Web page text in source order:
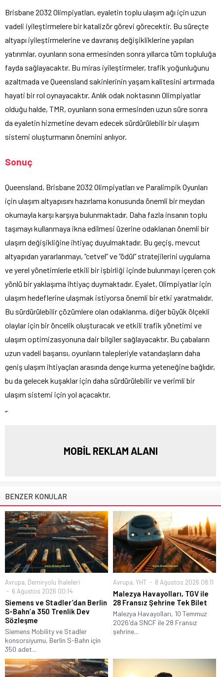
Brisbane 2032 Olimpiyatları, eyaletin toplu ulaşım ağı için uzun
vadeli iyileştirmelere bir katalizör görevi görecektir. Bu süreçte
altyapı iyileştirmelerine ve davranış değişikliklerine yapılan
yatırımlar, oyunların sona ermesinden sonra yıllarca tüm topluluğa
fayda sağlayacaktır. Bu miras iyileştirmeler, trafik yoğunluğunu
azaltmada ve Queensland sakinlerinin yaşam kalitesini artırmada
hayati bir rol oynayacaktır. Anlık odak noktasının Olimpiyatlar
olduğu halde, TMR, oyunların sona ermesinden uzun süre sonra
da eyaletin hizmetine devam edecek sürdürülebilir bir ulaşım
sistemi oluşturmanın önemini anlıyor.
Sonuç
Queensland, Brisbane 2032 Olimpiyatları ve Paralimpik Oyunları
için ulaşım altyapısını hazırlama konusunda önemli bir meydan
okumayla karşı karşıya bulunmaktadır. Daha fazla insanın toplu
taşımayı kullanmaya ikna edilmesi üzerine odaklanan önemli bir
ulaşım değişikliğine ihtiyaç duyulmaktadır. Bu geçiş, mevcut
altyapıdan yararlanmayı, “cetvel” ve “ödül” stratejilerini uygulama
ve yerel yönetimlerle etkili bir işbirliği içinde bulunmayı içeren çok
yönlü bir yaklaşıma ihtiyaç duymaktadır. Eyalet, Olimpiyatlar için
ulaşım hedeflerine ulaşmak istiyorsa önemli bir etki yaratmalıdır.
Bu sürdürülebilir çözümlere olan odaklanma, diğer büyük ölçekli
olaylar için bir öncelik oluşturacak ve etkili trafik yönetimi ve
ulaşım optimizasyonuna dair bilgiler sağlayacaktır. Bu çabaların
uzun vadeli başarısı, oyunların talepleriyle vatandaşların daha
geniş ulaşım ihtiyaçları arasında denge kurma yeteneğine bağlıdır,
bu da gelecek kuşaklar için daha sürdürülebilir ve verimli bir
ulaşım sistemi için yol açacaktır.
“`
MOBİL REKLAM ALANI
BENZER KONULAR
Avrupa, Demiryolu İhaleleri
6 Ağustos 2026 00:14
Siemens ve Stadler’dan Berlin
S-Bahn’a 350 Trenlik Dev
Sözleşme
Siemens Mobility ve Stadler
konsorsiyumu, Berlin S-Bahn için
350 adet...
Avrupa, YHT 8 Ağustos 2026 08:11
Malezya Havayolları, TGV ile
28 Fransız Şehrine Tek Bilet
Malezya Havayolları, 10 Temmuz
2026'da SNCF ile 28 Fransız
şehrine...